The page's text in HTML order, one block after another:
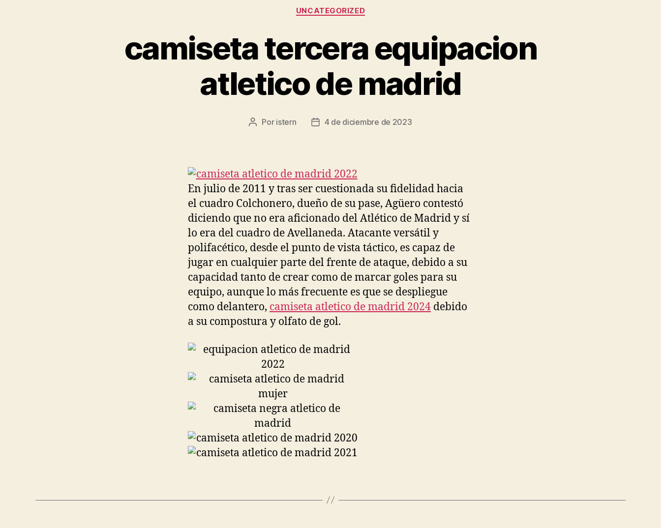
Categorías
UNCATEGORIZED
camiseta tercera equipacion
atletico de madrid
Autor
Por istern
Fecha4 de diciembre de 2023
En julio de 2011 y tras ser cuestionada su fidelidad hacia
el cuadro Colchonero, dueño de su pase, Agüero contestó
diciendo que no era aficionado del Atlético de Madrid y sí
lo era del cuadro de Avellaneda. Atacante versátil y
polifacético, desde el punto de vista táctico, es capaz de
jugar en cualquier parte del frente de ataque, debido a su
capacidad tanto de crear como de marcar goles para su
equipo, aunque lo más frecuente es que se despliegue
como delantero, camiseta atletico de madrid 2024 debido
a su compostura y olfato de gol.